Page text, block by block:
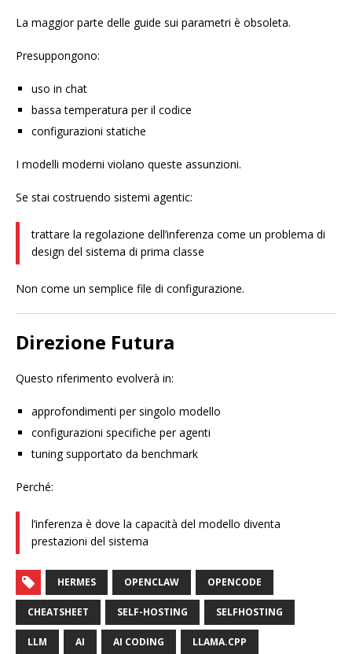
La maggior parte delle guide sui parametri è obsoleta.
Presuppongono:
uso in chat
bassa temperatura per il codice
configurazioni statiche
I modelli moderni violano queste assunzioni.
Se stai costruendo sistemi agentic:
trattare la regolazione dell’inferenza come un problema di
design del sistema di prima classe
Non come un semplice file di configurazione.
Direzione Futura
Questo riferimento evolverà in:
approfondimenti per singolo modello
configurazioni specifiche per agenti
tuning supportato da benchmark
Perché:
l’inferenza è dove la capacità del modello diventa
prestazioni del sistema
HERMES OPENCLAW OPENCODE
CHEATSHEET SELF-HOSTING SELFHOSTING
LLM AI AI CODING LLAMA.CPP